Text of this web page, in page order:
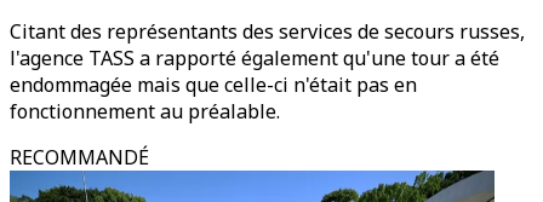
Citant des représentants des services de secours russes,
l'agence TASS a rapporté également qu'une tour a été
endommagée mais que celle-ci n'était pas en
fonctionnement au préalable.
RECOMMANDÉ